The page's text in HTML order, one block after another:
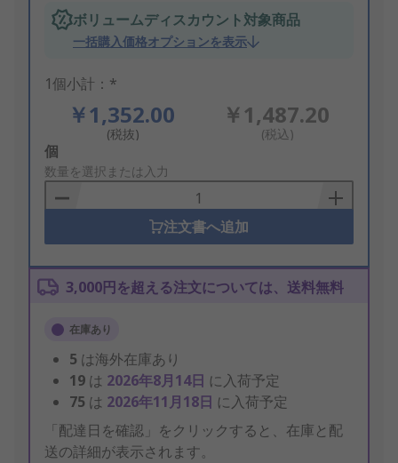
ボリュームディスカウント対象商品
一括購入価格オプションを表示
1個小計：*
￥1,352.00
(税抜)
￥1,487.20
(税込)
Add
to
Basket
個
数量を選択または入力
注文書へ追加
3,000円を超える注文については、送料無料
在庫あり
5 は海外在庫あり
19 は 2026年8月14日 に入荷予定
75 は 2026年11月18日 に入荷予定
「配達日を確認」をクリックすると、在庫と配
送の詳細が表示されます。